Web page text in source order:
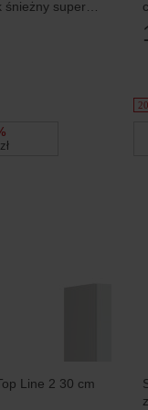
śnieżny super
Line 2 30 cm